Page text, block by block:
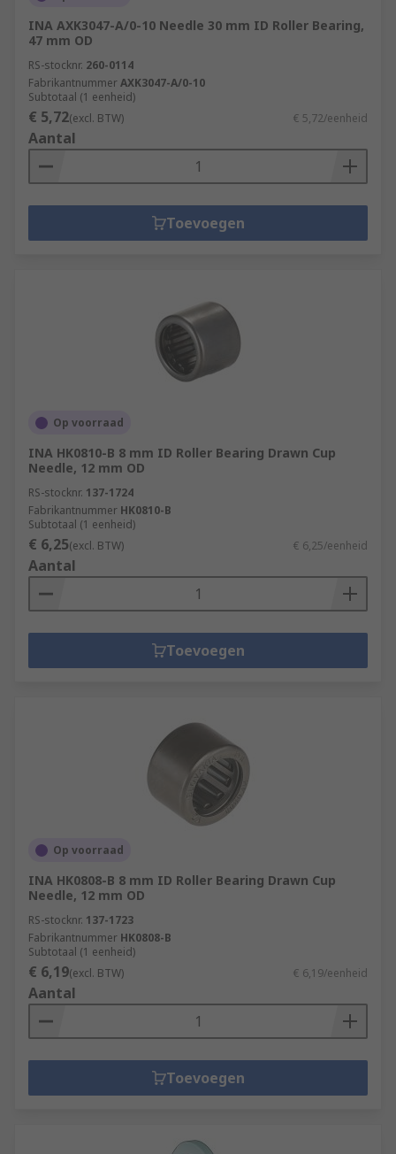
INA AXK3047-A/0-10 Needle 30 mm ID Roller Bearing,
47 mm OD
RS-stocknr. 260-0114
FabrikantnummerAXK3047-A/0-10
Subtotaal (1 eenheid)
€ 5,72(excl. BTW) € 5,72/eenheid
Aantal
Toevoegen
Op voorraad
INA HK0810-B 8 mm ID Roller Bearing Drawn Cup
Needle, 12 mm OD
RS-stocknr. 137-1724
Fabrikantnummer HK0810-B
Subtotaal (1 eenheid)
€ 6,25(excl. BTW) € 6,25/eenheid
Aantal
Toevoegen
Op voorraad
INA HK0808-B 8 mm ID Roller Bearing Drawn Cup
Needle, 12 mm OD
RS-stocknr. 137-1723
Fabrikantnummer HK0808-B
Subtotaal (1 eenheid)
€ 6,19(excl. BTW) € 6,19/eenheid
Aantal
Toevoegen